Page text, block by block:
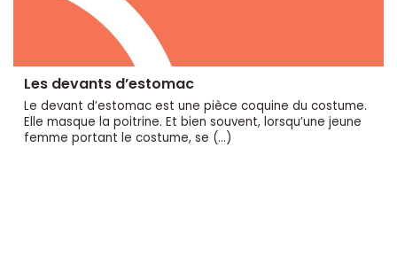
Les devants d’estomac
Le devant d’estomac est une pièce coquine du costume.
Elle masque la poitrine. Et bien souvent, lorsqu’une jeune
femme portant le costume, se (…)